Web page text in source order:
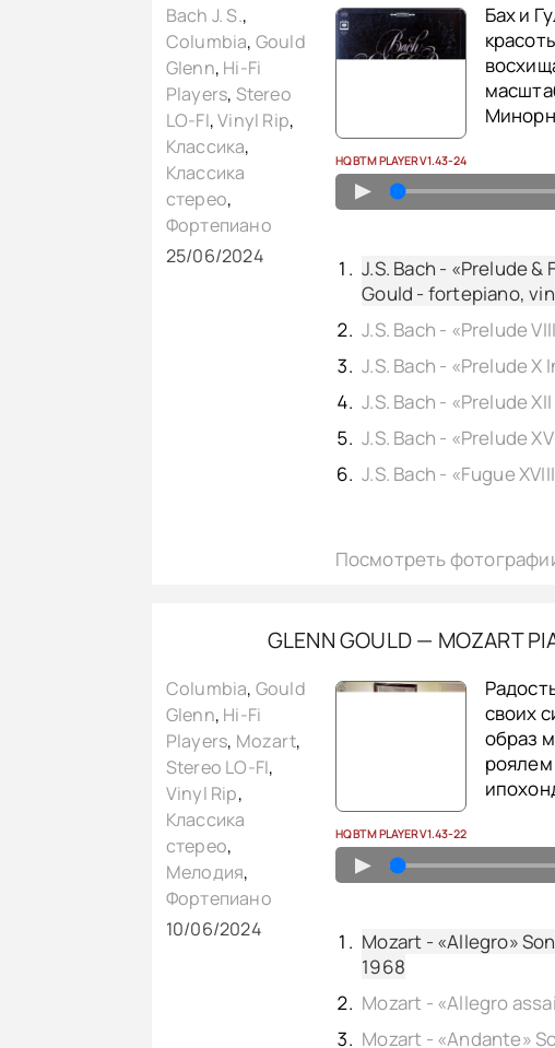
Bach J. S.,
Columbia, Gould
Glenn, Hi-Fi
Players, Stereo
LO-FI,Vinyl Rip,
Классика,
Классика
стерео,
Фортепиано
25/06/2024
Бах и
HQ BTM PLAYER V1.43-24
▲
J.S. Bach - «Prelude
Gould - fortepiano,
Посмотреть
GLENN GOULD — MOZART
Columbia, Gould
Glenn, Hi-Fi
Players, Mozart,
Stereo LO-FI,
Vinyl Rip,
Классика
стерео,
Мелодия,
Фортепиано
10/06/2024
своих
образ
HQ BTM PLAYER V1.43-22
▲
Mozart - «Allegro»
1968